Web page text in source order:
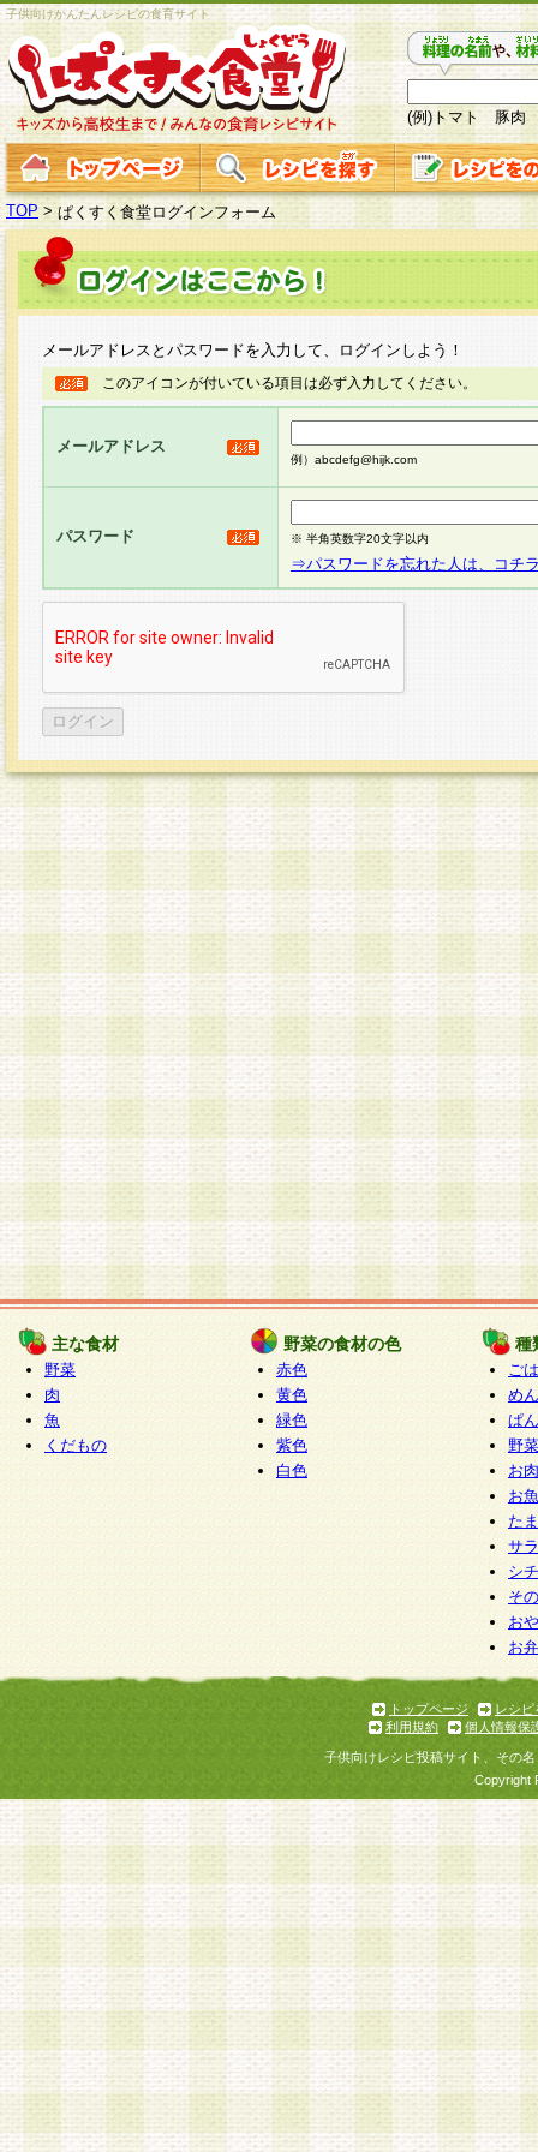
子供向けかんたんレシピの食育サイト
(例)トマト 豚肉
TOP > ぱくすく食堂ログインフォーム
メールアドレスとパスワードを入力して、ログインしよう！
このアイコンが付いている項目は必ず入力してください。
メールアドレス
例）abcdefg@hijk.com
パスワード ※ 半角英数字20文字以内
⇒パスワードを忘れた人は、コチ
主な食材
野菜
肉
魚
くだもの
野菜の食材の色
赤色
黄色
緑色
紫色
白色
種
ご
めん
ぱん
野
お
お
た
サ
シ
そ
お
お
トップページ
レシピ
利用規約
個人情報保
子供向けレシピ投稿サイト、その
Copyright